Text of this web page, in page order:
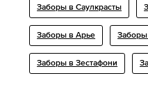
Заборы в Саулкрасты
Заборы в Арье
Заборы в Зестафони